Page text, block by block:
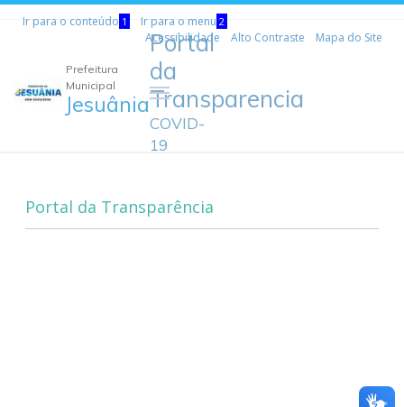
Ir para o conteúdo 1 Ir para o menu 2
Acessibilidade Alto Contraste Mapa do Site
Prefeitura
Municipal
Jesuânia
Portal
da
Transparencia
COVID-
19
Portal da Transparência